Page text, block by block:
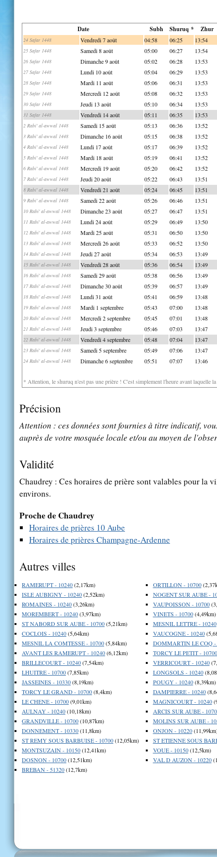
Date Subh Shuruq * Zhur
24 Safar 1448 Vendredi 7 août 04:58 06:25 13:54
25 Safar 1448 Samedi 8 août 05:00 06:27 13:54
26 Safar 1448 Dimanche 9 août 05:02 06:28 13:53
27 Safar 1448 Lundi 10 août 05:04 06:29 13:53
28 Safar 1448 Mardi 11 août 05:06 06:31 13:53
29 Safar 1448 Mercredi 12 août 05:08 06:32 13:53
30 Safar 1448 Jeudi 13 août 05:10 06:34 13:53
31 Safar 1448 Vendredi 14 août 05:11 06:35 13:53
2 Rabi' al-awwal 1448 Samedi 15 août 05:13 06:36 13:52
3 Rabi' al-awwal 1448 Dimanche 16 août 05:15 06:38 13:52
4 Rabi' al-awwal 1448 Lundi 17 août 05:17 06:39 13:52
5 Rabi' al-awwal 1448 Mardi 18 août 05:19 06:41 13:52
6 Rabi' al-awwal 1448 Mercredi 19 août 05:20 06:42 13:52
7 Rabi' al-awwal 1448 Jeudi 20 août 05:22 06:43 13:51
8 Rabi' al-awwal 1448 Vendredi 21 août 05:24 06:45 13:51
9 Rabi' al-awwal 1448 Samedi 22 août 05:26 06:46 13:51
10 Rabi' al-awwal 1448 Dimanche 23 août 05:27 06:47 13:51
11 Rabi' al-awwal 1448 Lundi 24 août 05:29 06:49 13:50
12 Rabi' al-awwal 1448 Mardi 25 août 05:31 06:50 13:50
13 Rabi' al-awwal 1448 Mercredi 26 août 05:33 06:52 13:50
14 Rabi' al-awwal 1448 Jeudi 27 août 05:34 06:53 13:49
15 Rabi' al-awwal 1448 Vendredi 28 août 05:36 06:54 13:49
16 Rabi' al-awwal 1448 Samedi 29 août 05:38 06:56 13:49
17 Rabi' al-awwal 1448 Dimanche 30 août 05:39 06:57 13:49
18 Rabi' al-awwal 1448 Lundi 31 août 05:41 06:59 13:48
19 Rabi' al-awwal 1448 Mardi 1 septembre 05:43 07:00 13:48
20 Rabi' al-awwal 1448 Mercredi 2 septembre 05:45 07:01 13:48
21 Rabi' al-awwal 1448 Jeudi 3 septembre 05:46 07:03 13:47
22 Rabi' al-awwal 1448 Vendredi 4 septembre 05:48 07:04 13:47
23 Rabi' al-awwal 1448 Samedi 5 septembre 05:49 07:06 13:47
24 Rabi' al-awwal 1448 Dimanche 6 septembre 05:51 07:07 13:46
* Attention, le shuruq n'est pas une prière ! C'est simplement l'heure avant laquelle
Précision
Attention : ces données sont fournies à titre indicatif,
auprès de votre mosquée locale et/ou au moyen de
Validité
Chaudrey : Ces horaires de prière sont valables pour la
environs.
Proche de Chaudrey
Horaires de prières 10 Aube
Horaires de prières Champagne-Ardenne
Autres villes
RAMERUPT - 10240(2,17km)
ISLE AUBIGNY - 10240(2,52km)
ROMAINES - 10240(3,26km)
MOREMBERT - 10240(3,97km)
ST NABORD SUR AUBE - 10700(5,21km)
COCLOIS - 10240(5,64km)
MESNIL LA COMTESSE - 10700(5,84km)
AVANT LES RAMERUPT - 10240(6,12km)
BRILLECOURT - 10240(7,54km)
LHUITRE - 10700(7,85km)
JASSEINES - 10330(8,19km)
TORCY LE GRAND - 10700(8,4km)
LE CHENE - 10700(9,01km)
AULNAY - 10240(10,18km)
GRANDVILLE - 10700(10,87km)
DONNEMENT - 10330(11,8km)
ST REMY SOUS BARBUISE - 10700(12,05km)
MONTSUZAIN - 10150(12,41km)
DOSNON - 10700(12,51km)
BREBAN - 51320(12,7km)
ORTILLON - 10700
NOGENT SUR AUBE -
VAUPOISSON - 10700
VINETS - 10700(4,49km)
MESNIL LETTRE - 10240
VAUCOGNE - 10240
DOMMARTIN LE COQ -
TORCY LE PETIT - 10700
VERRICOURT - 10240
LONGSOLS - 10240
POUGY - 10240(8,39km)
DAMPIERRE - 10240
MAGNICOURT - 10240
ARCIS SUR AUBE -
MOLINS SUR AUBE -
ONJON - 10220
ST ETIENNE SOUS
VOUE - 10150(12,5km)
VAL D AUZON - 10220